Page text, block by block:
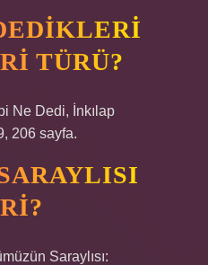
TÜRÜ?
Ne Dedi, İnkılap
206 sayfa.
Saraylısı: